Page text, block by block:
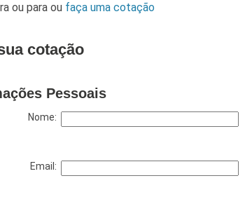
ou paraou faça uma cotação
cotação
Pessoais
Nome:
Email: